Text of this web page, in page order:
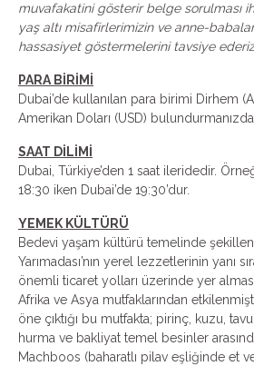
muvafakatini gösterir belge sorulması
yaş altı misafirlerimizin ve anne-
hassasiyet göstermelerini tavsiye
PARA BİRİMİ
Dubai’de kullanılan para birimi Dirhem
Amerikan Doları (USD)
SAAT DİLİMİ
Dubai, Türkiye’den 1 saat ileridedir.
18:30 iken Dubai’de 19:30’dur.
YEMEK KÜLTÜRÜ
Bedevi yaşam kültürü temelinde
Yarımadası’nın yerel lezzetlerinin yanı
önemli ticaret yolları üzerinde yer
Afrika ve Asya mutfaklarından
öne çıktığı bu mutfakta; pirinç, kuzu,
hurma ve bakliyat temel besinler
Machboos (baharatlı pilav eşliğinde et